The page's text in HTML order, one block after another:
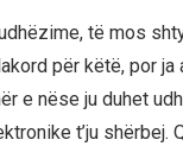
të mos
për këtë, por
e nëse ju duhet
t’ju shërbej.